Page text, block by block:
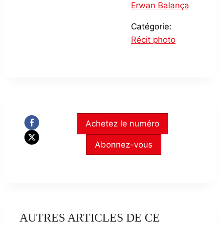
Erwan Balança
Catégorie:
Récit photo
Achetez le numéro
Abonnez-vous
AUTRES ARTICLES DE CE